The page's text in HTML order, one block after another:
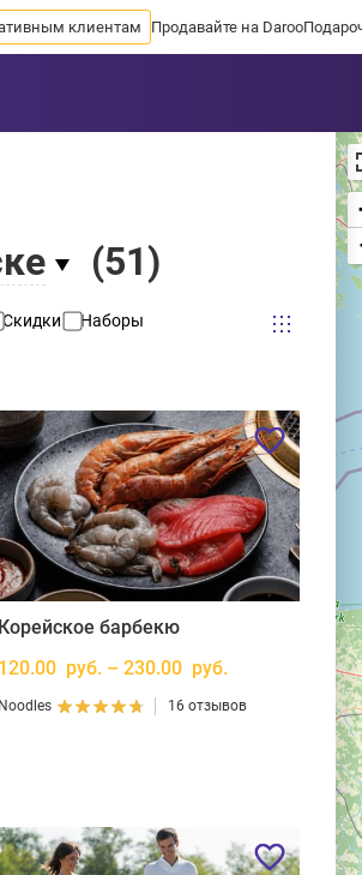
клиентам Продавайте на Daroo
(51)
Скидки
Наборы
Корейское барбекю
120.00 руб. – 230.00 руб.
Noodles 16 отзывов